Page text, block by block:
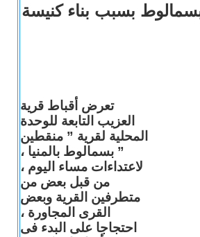
بسبب بناء كنيسة
تعرض أقباط قرية
العزيب التابعة للوحدة
المحلية لقرية ” منقطين
” بسمالوط بالمنيا ،
لاعتداءات مساء اليوم ،
من قبل بعض من
متطرفين القرية وبعض
القرى المجاورة ،
احتجاجا على البدء فى